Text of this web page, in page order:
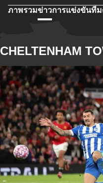
ภาพรวมข่าวการแข่งขันทีม
CHELTENHAM